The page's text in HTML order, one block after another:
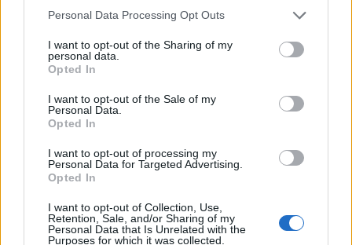
Please note that this website/app uses one or more Google
not limited to your visit or usage behaviour. You may click to
grant or deny consent to Google and its third-party tags to
use your data for below specified purposes in below Google
consent section.
Personal Data Processing Opt Outs
I want to opt-out of the Sharing of my
personal data.
Opted In
I want to opt-out of the Sale of my
Personal Data.
Opted In
I want to opt-out of processing my
Personal Data for Targeted Advertising.
Opted In
I want to opt-out of Collection, Use,
Retention, Sale, and/or Sharing of my
Personal Data that Is Unrelated with the
Purposes for which it was collected.
18η συνεχόμενη χρονιά για τον ΟΤΕ στη διεθνή σειρά
δεικτών FTSE4Good
Alpha Bank: Για πρώτη φορά το Αρχαίο Θέατρο Επιδαύρου
άνοιξε τις πύλες του σε όλους